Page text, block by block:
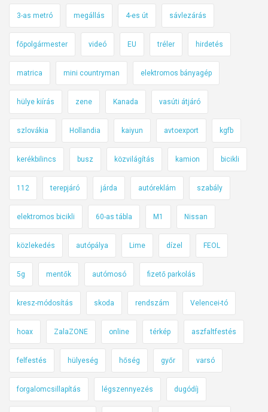
m
k
é
r
d
e
i
r
r
z
e
m
b
e
r
e
e
3-as metró megállás 4-es út sávlezárás
főpolgármester videó EU tréler hirdetés
matrica mini countryman elektromos bányagép
hülye kiírás zene Kanada vasúti átjáró
szlovákia Hollandia kaiyun avtoexport kgfb
kerékbilincs busz közvilágítás kamion bicikli
112 terepjáró járda autóreklám szabály
elektromos bicikli 60-as tábla M1 Nissan
közlekedés autópálya Lime dízel FEOL
5g mentők autómosó fizető parkolás
kresz-módosítás skoda rendszám Velencei-tó
hoax ZalaZONE online térkép aszfaltfestés
felfestés hülyeség hőség győr varsó
forgalomcsillapítás légszennyezés dugódíj